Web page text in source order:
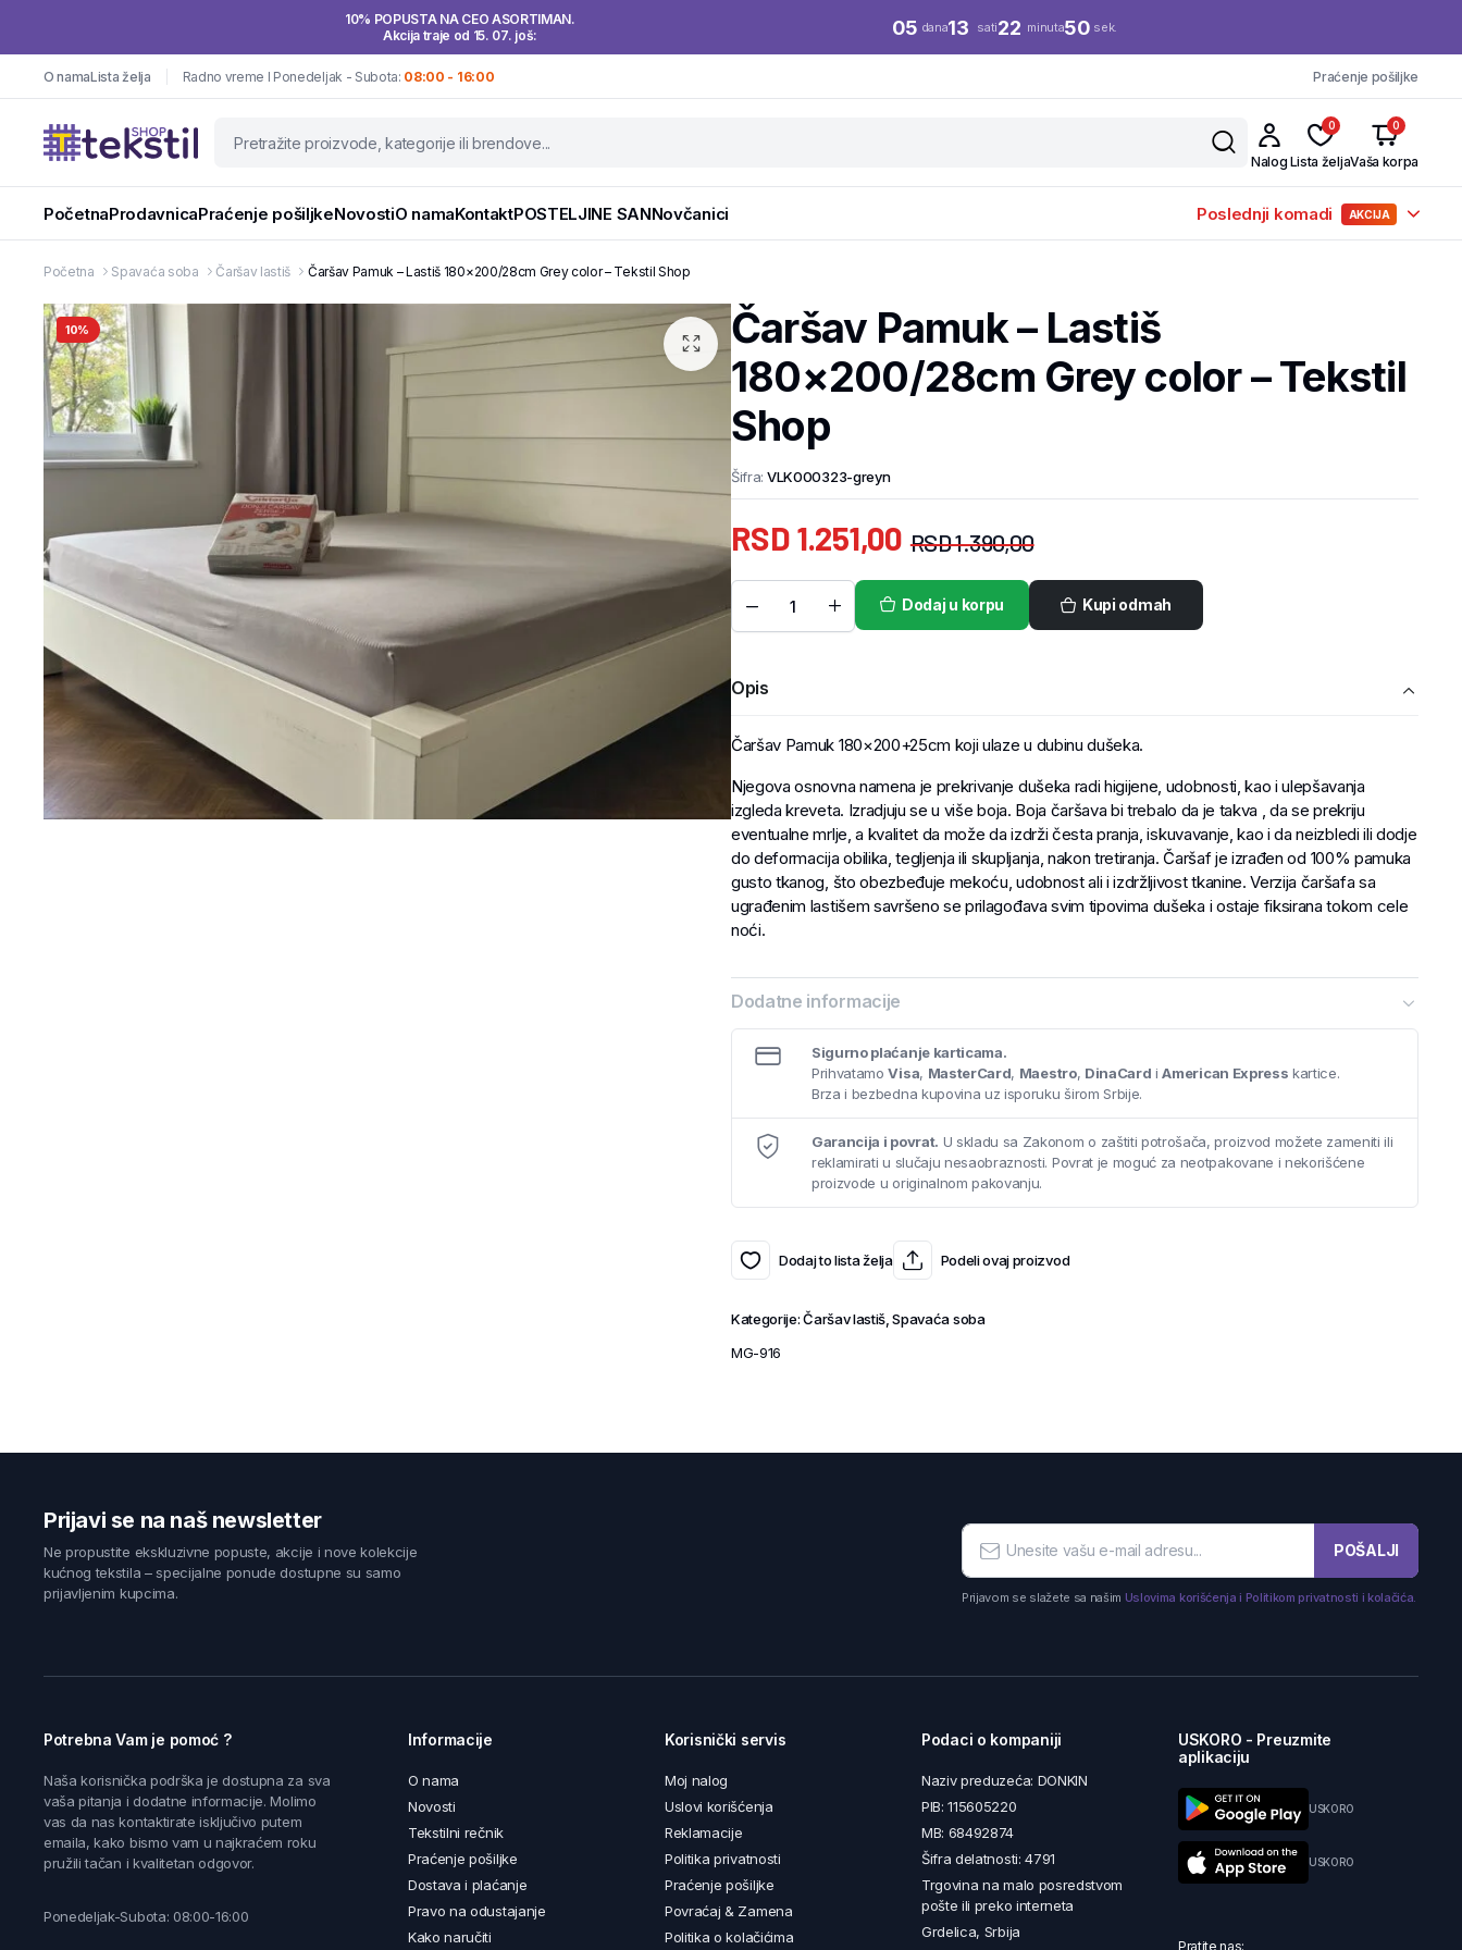
10% POPUSTA NA CEO ASORTIMAN.
Akcija traje od 15. 07. još:
05 dana13 sati22 minuta49 sek.
O namaLista želja Radno vreme I Ponedeljak - Subota: 08:00 - 16:00 Praćenje pošiljke
Nalog
0
Lista želja
0
Vaša korpa
PočetnaProdavnicaPraćenje pošiljkeNovostiO namaKontaktPOSTELJINE SANNovčanici Poslednji komadi AKCIJA
Početna Spavaća soba Čaršav lastiš Čaršav Pamuk – Lastiš 180×200/28cm Grey color – Tekstil Shop
10%
Čaršav Pamuk – Lastiš
180×200/28cm Grey color – Tekstil
Shop
Šifra: VLK000323-greyn
RSD1.390,00
RSD1.251,00
Dodaj u korpu Kupi odmah
Opis
Čaršav Pamuk 180×200+25cm koji ulaze u dubinu dušeka.
Njegova osnovna namena je prekrivanje dušeka radi higijene, udobnosti, kao i ulepšavanja
izgleda kreveta. Izradjuju se u više boja. Boja čaršava bi trebalo da je takva , da se prekriju
eventualne mrlje, a kvalitet da može da izdrži česta pranja, iskuvavanje, kao i da neizbledi ili dodje
do deformacija obilika, tegljenja ili skupljanja, nakon tretiranja. Čaršaf je izrađen od 100% pamuka
gusto tkanog, što obezbeđuje mekoću, udobnost ali i izdržljivost tkanine. Verzija čaršafa sa
ugrađenim lastišem savršeno se prilagođava svim tipovima dušeka i ostaje fiksirana tokom cele
noći.
Dodatne informacije
Sigurno plaćanje karticama.
PrihvatamoVisa, MasterCard, Maestro, DinaCard iAmerican Express kartice.
Brza i bezbedna kupovina uz isporuku širom Srbije.
Garancija i povrat. U skladu sa Zakonom o zaštiti potrošača, proizvod možete zameniti ili
reklamirati u slučaju nesaobraznosti. Povrat je moguć za neotpakovane i nekorišćene
proizvode u originalnom pakovanju.
Dodaj to lista želja Podeli ovaj proizvod
Kategorije:Čaršav lastiš ,Spavaća soba
MG-916
Prijavi se na naš newsletter
Ne propustite ekskluzivne popuste, akcije i nove kolekcije
kućnog tekstila – specijalne ponude dostupne su samo
prijavljenim kupcima.
POŠALJI
Prijavom se slažete sa našim Uslovima korišćenja i Politikom privatnosti i kolačića.
Potrebna Vam je pomoć ?
Naša korisnička podrška je dostupna za sva
vaša pitanja i dodatne informacije. Molimo
vas da nas kontaktirate isključivo putem
emaila, kako bismo vam u najkraćem roku
pružili tačan i kvalitetan odgovor.
Ponedeljak-Subota: 08:00-16:00
Informacije
O nama
Novosti
Tekstilni rečnik
Praćenje pošiljke
Dostava i plaćanje
Pravo na odustajanje
Kako naručiti
Korisnički servis
Moj nalog
Uslovi korišćenja
Reklamacije
Politika privatnosti
Praćenje pošiljke
Povraćaj & Zamena
Politika o kolačićima
Podaci o kompaniji
Naziv preduzeća: DONKIN
PIB: 115605220
MB: 68492874
Šifra delatnosti: 4791
Trgovina na malo posredstvom
pošte ili preko interneta
Grdelica, Srbija
USKORO - Preuzmite
aplikaciju
USKORO
USKORO
Pratite nas: